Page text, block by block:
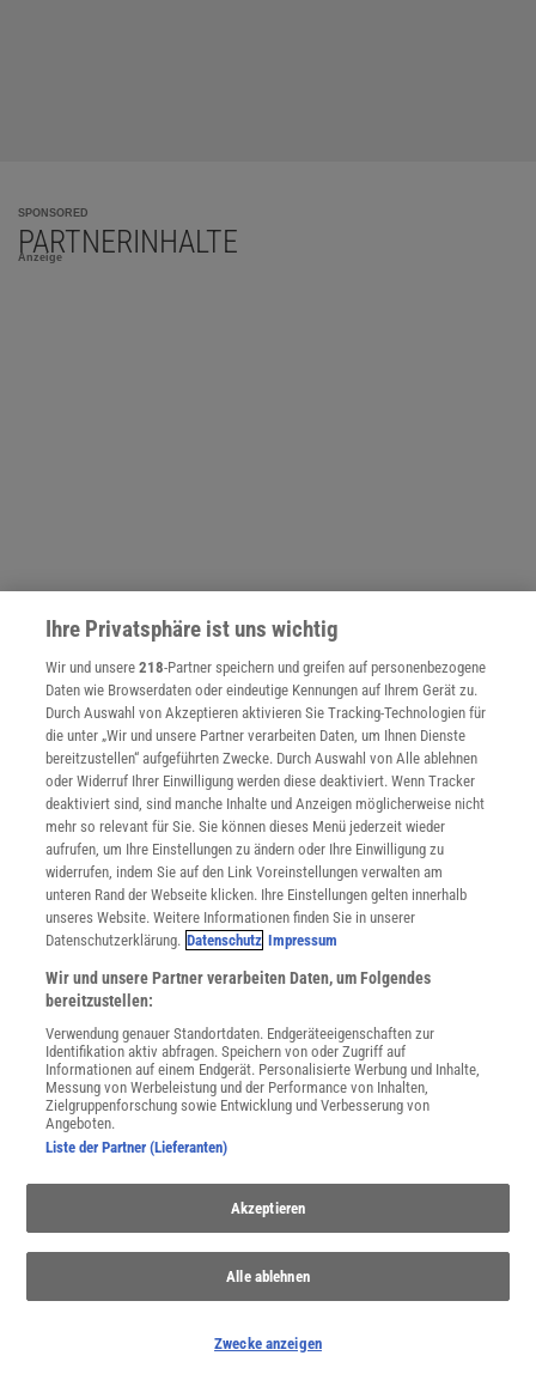
SPONSORED
PARTNERINHALTE
Anzeige
NACH OBEN
Für Sie im Spektrum-Shop und am Kiosk:
WEITERE NEUERSCHEINUNGEN SPEKTRUM SHOP
Spektrum.de-Newsletter abonnieren
JETZT ANMELDEN!
Sie können unsere Newsletter jederzeit wieder abbestellen. Infos zu unserem Umgang
mit Ihren personenbezogenen Daten finden Sie in unserer
SERVICES
Kontakt
Ihre Privatsphäre ist uns wichtig
Wir und unsere218-Partner speichern und greifen auf personenbezogene
Daten wie Browserdaten oder eindeutige Kennungen auf Ihrem Gerät zu.
Durch Auswahl von Akzeptieren aktivieren Sie Tracking-Technologien für
die unter „Wir und unsere Partner verarbeiten Daten, um Ihnen Dienste
bereitzustellen“ aufgeführten Zwecke. Durch Auswahl von Alle ablehnen
oder Widerruf Ihrer Einwilligung werden diese deaktiviert. Wenn Tracker
deaktiviert sind, sind manche Inhalte und Anzeigen möglicherweise nicht
mehr so relevant für Sie. Sie können dieses Menü jederzeit wieder
aufrufen, um Ihre Einstellungen zu ändern oder Ihre Einwilligung zu
widerrufen, indem Sie auf den Link Voreinstellungen verwalten am
unteren Rand der Webseite klicken. Ihre Einstellungen gelten innerhalb
unseres Website. Weitere Informationen finden Sie in unserer
Datenschutzerklärung. Datenschutz Impressum
Wir und unsere Partner verarbeiten Daten, um Folgendes
bereitzustellen:
Verwendung genauer Standortdaten. Endgeräteeigenschaften zur
Identifikation aktiv abfragen. Speichern von oder Zugriff auf
Informationen auf einem Endgerät. Personalisierte Werbung und Inhalte,
Messung von Werbeleistung und der Performance von Inhalten,
Zielgruppenforschung sowie Entwicklung und Verbesserung von
Angeboten.
Liste der Partner (Lieferanten)
Akzeptieren
Alle ablehnen
Zwecke anzeigen